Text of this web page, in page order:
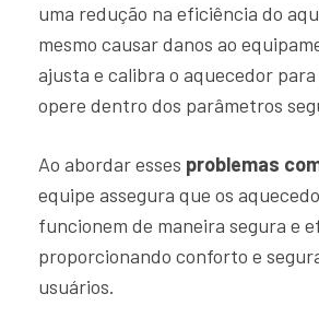
uma redução na eficiência do
mesmo causar danos ao
ajusta e calibra o aquecedor
opere dentro dos parâmetros
Ao abordar esses problemas
equipe assegura que os
funcionem de maneira segura e
proporcionando conforto e
usuários.